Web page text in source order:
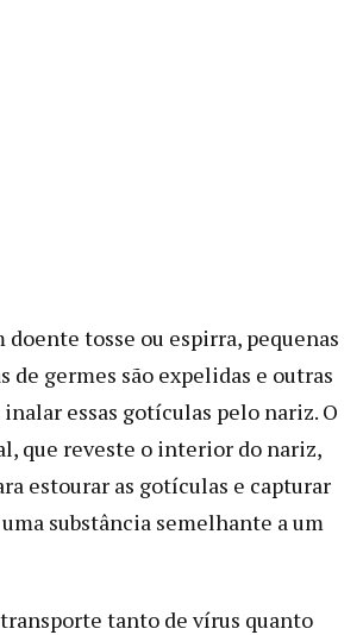
doente tosse ou espirra, pequenas
de germes são expelidas e outras
inalar essas gotículas pelo nariz. O
que reveste o interior do nariz,
estourar as gotículas e capturar
substância semelhante a um
tanto de vírus quanto